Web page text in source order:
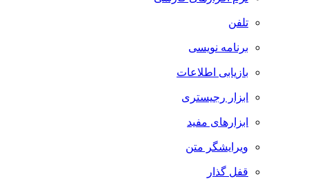
تلفن
برنامه نویسی
بازیابی اطلاعات
ابزار رجیستری
ابزارهای مفید
ویرایشگر متن
قفل گذار